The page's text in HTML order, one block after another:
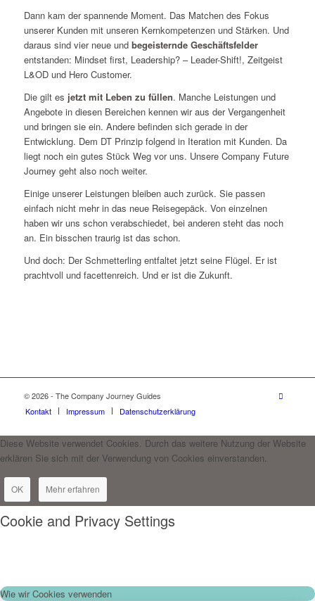
Dann kam der spannende Moment. Das Matchen des Fokus
unserer Kunden mit unseren Kernkompetenzen und Stärken. Und
daraus sind vier neue und begeisternde Geschäftsfelder
entstanden: Mindset first, Leadership? – Leader-Shift!, Zeitgeist
L&OD und Hero Customer.
Die gilt es jetzt mit Leben zu füllen. Manche Leistungen und
Angebote in diesen Bereichen kennen wir aus der Vergangenheit
und bringen sie ein. Andere befinden sich gerade in der
Entwicklung. Dem DT Prinzip folgend in Iteration mit Kunden. Da
liegt noch ein gutes Stück Weg vor uns. Unsere Company Future
Journey geht also noch weiter.
Einige unserer Leistungen bleiben auch zurück. Sie passen
einfach nicht mehr in das neue Reisegepäck. Von einzelnen
haben wir uns schon verabschiedet, bei anderen steht das noch
an. Ein bisschen traurig ist das schon.
Und doch: Der Schmetterling entfaltet jetzt seine Flügel. Er ist
prachtvoll und facettenreich. Und er ist die Zukunft.
© 2026 - The Company Journey Guides
Kontakt
Impressum Datenschutzerklärung
Diese Website verwendet Cookies. Durch das weitere Nutzung der Website
erklären Sie sich mit der Verwendung von Cookies einverstanden.
OK Mehr erfahren
Cookie and Privacy Settings
Wie wir Cookies verwenden